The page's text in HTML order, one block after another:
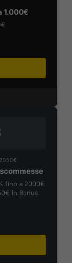
1.000€
fino a 2000€
in Bonus